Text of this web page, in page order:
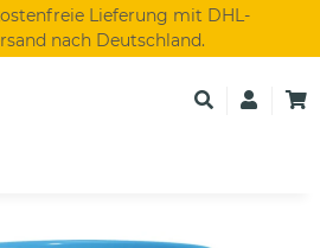
Lieferung mit DHL-
nach Deutschland.